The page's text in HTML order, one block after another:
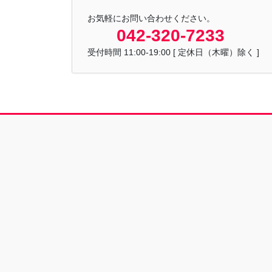
お気軽にお問い合わせください。
042-320-7233
受付時間 11:00-19:00 [ 定休日（木曜）除く ]